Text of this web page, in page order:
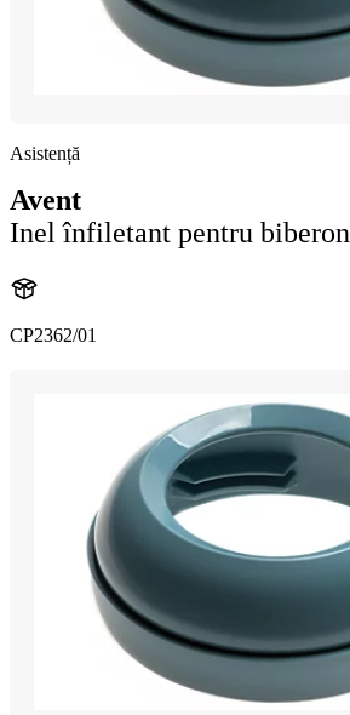
Asistență
Avent
Inel înfiletant pentru biberon
CP2362/01